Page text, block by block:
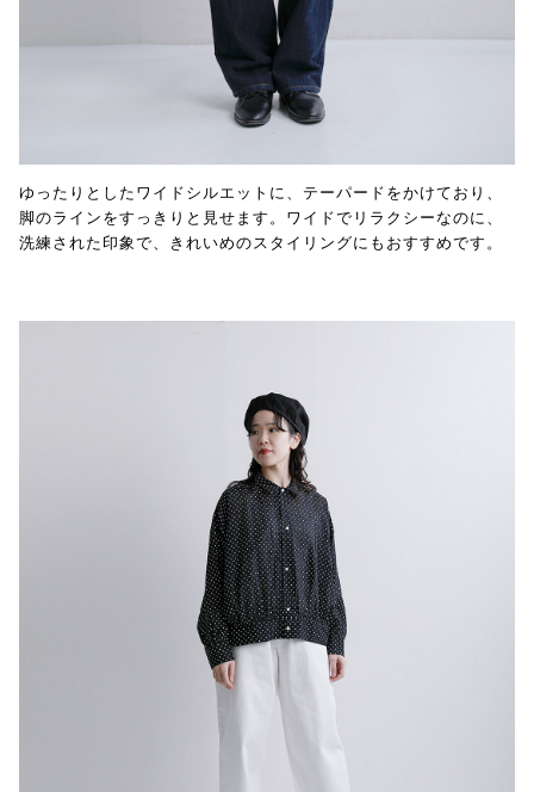
ゆったりとしたワイドシルエットに、テーパードをかけており、
脚のラインをすっきりと見せます。ワイドでリラクシーなのに、
洗練された印象で、きれいめのスタイリングにもおすすめです。